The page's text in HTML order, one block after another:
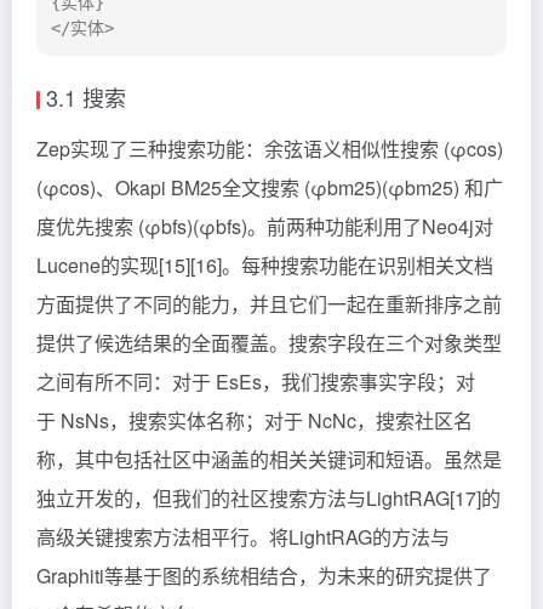
</实体>
3.1 搜索
Zep实现了三种搜索功能：余弦语义相似性搜索 (φcos)
(φcos​)、Okapi BM25全文搜索 (φbm25)(φbm25​) 和广
度优先搜索 (φbfs)(φbfs​)。前两种功能利用了Neo4j对
Lucene的实现[15][16]。每种搜索功能在识别相关文档
方面提供了不同的能力，并且它们一起在重新排序之前
提供了候选结果的全面覆盖。搜索字段在三个对象类型
之间有所不同：对于 EsEs​，我们搜索事实字段；对
于 NsNs​，搜索实体名称；对于 NcNc​，搜索社区名
称，其中包括社区中涵盖的相关关键词和短语。虽然是
独立开发的，但我们的社区搜索方法与LightRAG[17]的
高级关键搜索方法相平行。将LightRAG的方法与
Graphiti等基于图的系统相结合，为未来的研究提供了